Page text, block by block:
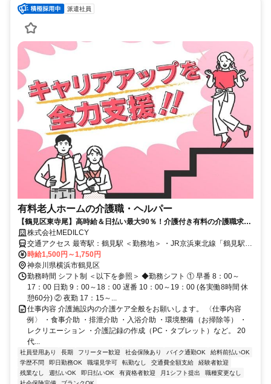
派遣社員
有料老人ホームの介護職・ヘルパー
【鶴見区東寺尾】高時給＆日払い最大90％！介護付き有料の介護職求
人！マイカー通勤の相談OK！
株式会社MEDILCY
交通アクセス 最寄駅：鶴見駅 ＜勤務地＞ ・JR京浜東北線「鶴見駅」
・JR鶴見線「鶴見駅」 ・京急本線「花月総持寺駅」 ・京急本線「生
麦駅」 各駅よりバスにて通勤。 ※交通費全額支給 ※マイカー通勤ご
相談OK ※バイク通勤OK ※自転車通勤OK
時給1,500円～1,750円
神奈川県横浜市鶴見区
勤務時間 シフト制 ＜以下を参照＞ ◆勤務シフト ① 早番 8：00～
17：00 日勤 9：00～18：00 遅番 10：00～19：00 (各実働8時間 休
憩60分) ② 夜勤 17：15～...
仕事内容 介護施設内の介護ケア全般をお願いします。 〈仕事内容
例〉 ・食事介助 ・排泄介助 ・入浴介助 ・環境整備（お掃除等） ・
レクリエーション ・介護記録の作成（PC・タブレット）など。 20
代...
社員登用あり 長期 フリーター歓迎 社会保険あり バイク通勤OK
給料前払いOK
学歴不問
即日勤務OK 職場見学可 転勤なし 交通費全額支給
経験者歓迎
残業なし
週払いOK 即日払いOK 有資格者歓迎 月1シフト提出
職種変更なし